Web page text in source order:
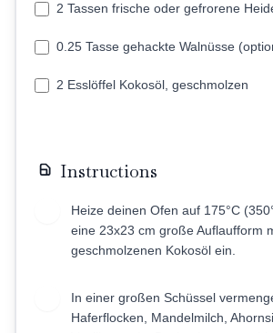
2 Tassen frische oder gefrorene
0.25 Tasse gehackte Walnüsse
2 Esslöffel Kokosöl, geschmolzen
Instructions
Heize deinen Ofen auf 175°C
eine 23x23 cm große Auflaufform
geschmolzenen Kokosöl ein.
In einer großen Schüssel
Haferflocken, Mandelmilch,